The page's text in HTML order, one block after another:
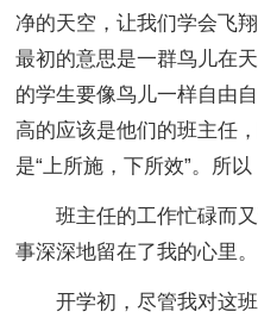
净的天空，让我们学会飞
最初的意思是一群鸟儿在
的学生要像鸟儿一样自由
高的应该是他们的班主任
是“上所施，下所效”。所
班主任的工作忙碌而
事深深地留在了我的心里。
开学初，尽管我对这